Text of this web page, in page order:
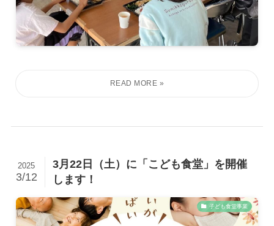
3月22日（土）に「こども食堂」を開催
します！
2025
3/12
子ども食堂事業